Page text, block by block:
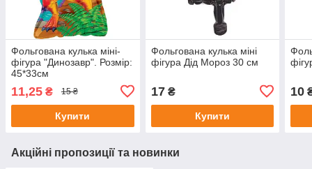
Фольгована кулька міні-
фігура "Динозавр". Розмір:
45*33см
11,25 ₴ 15 ₴
Купити
Фольгована кулька міні
фігура Дід Мороз 30 см
17₴
Купити
10
Акційні пропозиції та новинки